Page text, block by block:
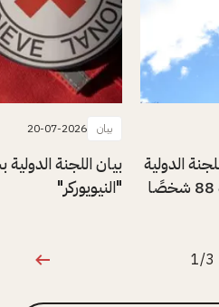
الدولية
للصليب الأحمر تسهل عودة 88 شخصًا
بيان 20-07-2026
بيان اللجنة
"النيويوركر"
1 من 3
1/3